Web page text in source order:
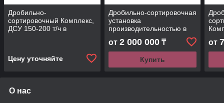
Дробильно-
сортировочный Комплекс,
ДСУ 150-200 т/ч в
Цену уточняйте
Дробильно-сортировочная
установка
производительностью в
Казахстане
от 2 000 000₸
Купить
от
О нас